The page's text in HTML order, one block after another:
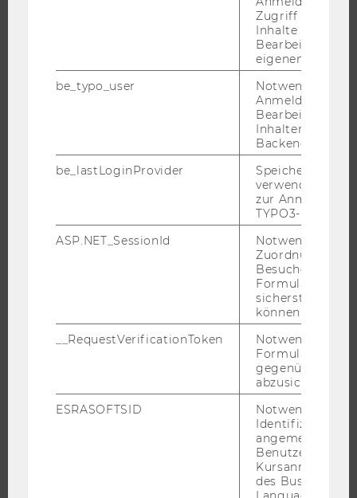
ORGANISATION
WIRTSCHAFT UND GESELLSCHAFT
EVENTS ARCHIV
Zugriff auf
Inhalte oder zur
Bearbeitung des
eigenen Profils.
be_typo_user
Notwendig für
Anmeldung und
Bearbeitung von
Inhalten im
Backend.
be_lastLoginProvider
Speichert die
verwendete
zur Anmeldung
TYPO3-Backend.
ASP.NET_SessionId
Notwendig, um
Zuordnung von
Besucher zu
sicherstellen zu
können.
__RequestVerificationToken
Notwendig, um
gegenüber
abzusichern.
ESRASOFTSID
Notwendig zur
Identifizierung
angemeldeten
Benutzers im
des Business